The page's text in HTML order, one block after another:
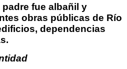
fue albañil y
obras públicas de Río
dependencias